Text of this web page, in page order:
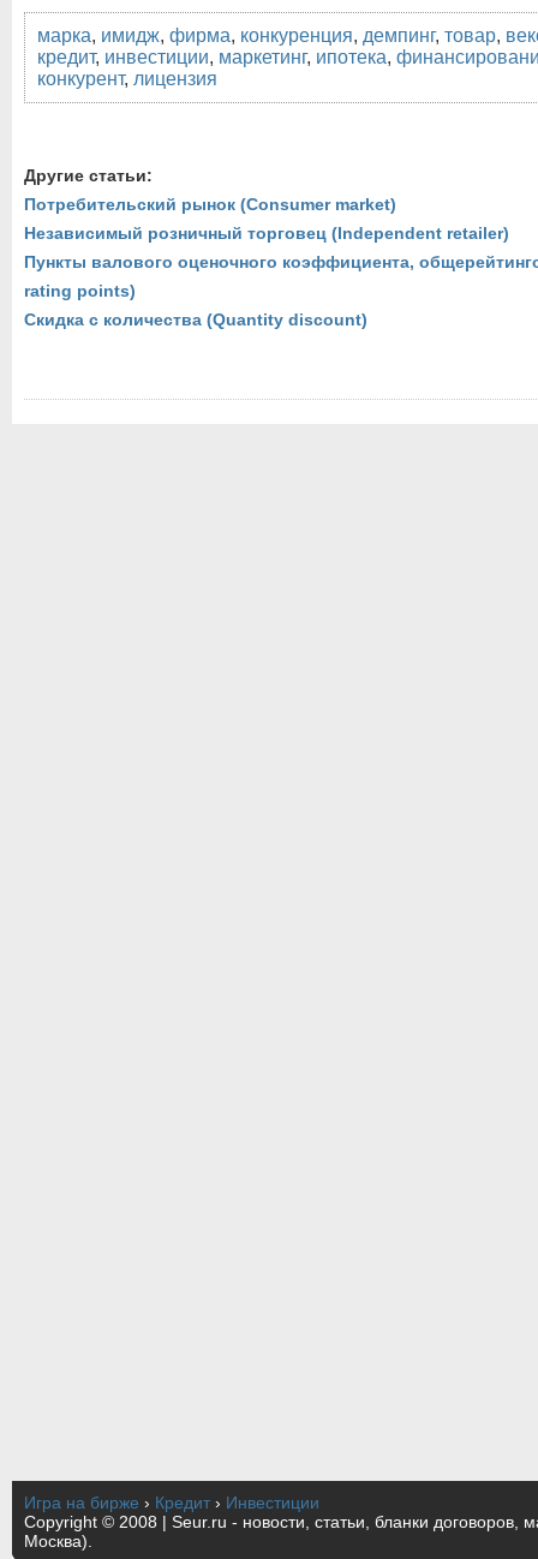
марка, имидж, фирма, конкуренция, демпинг, товар,
кредит, инвестиции, маркетинг, ипотека,
конкурент, лицензия
Другие статьи:
Потребительский рынок (Consumer market)
Независимый розничный торговец (Independent retailer)
Пункты валового оценочного коэффициента,
rating points)
Скидка с количества (Quantity discount)
Игра на бирже › Кредит › Инвестиции
Copyright © 2008 | Seur.ru - новости, статьи, бланки договоров,
Москва).